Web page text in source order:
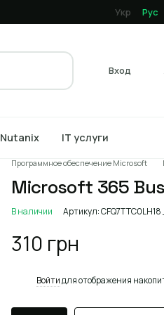
Укр Рус
Вход
Nutanix IT услуги
Программное обеспечение Microsoft
Microsoft 365
В наличии Артикул:
310 грн
Войтидля отображения